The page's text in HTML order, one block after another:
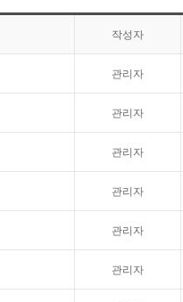
작성자
관리자
관리자
관리자
관리자
관리자
관리자